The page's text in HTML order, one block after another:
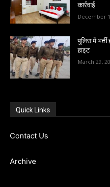
कार्रवाई
December
पुलिस में भर्ती
हाइट
March 29,
Quick Links
Contact Us
Archive